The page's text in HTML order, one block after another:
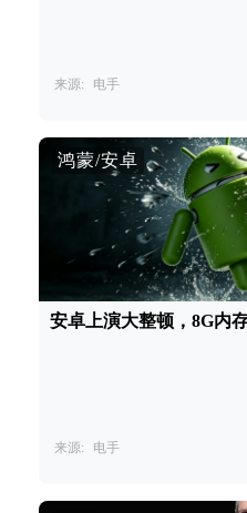
来源: 电手
鸿蒙/安卓
安卓上演大整顿，8G内
来源: 电手